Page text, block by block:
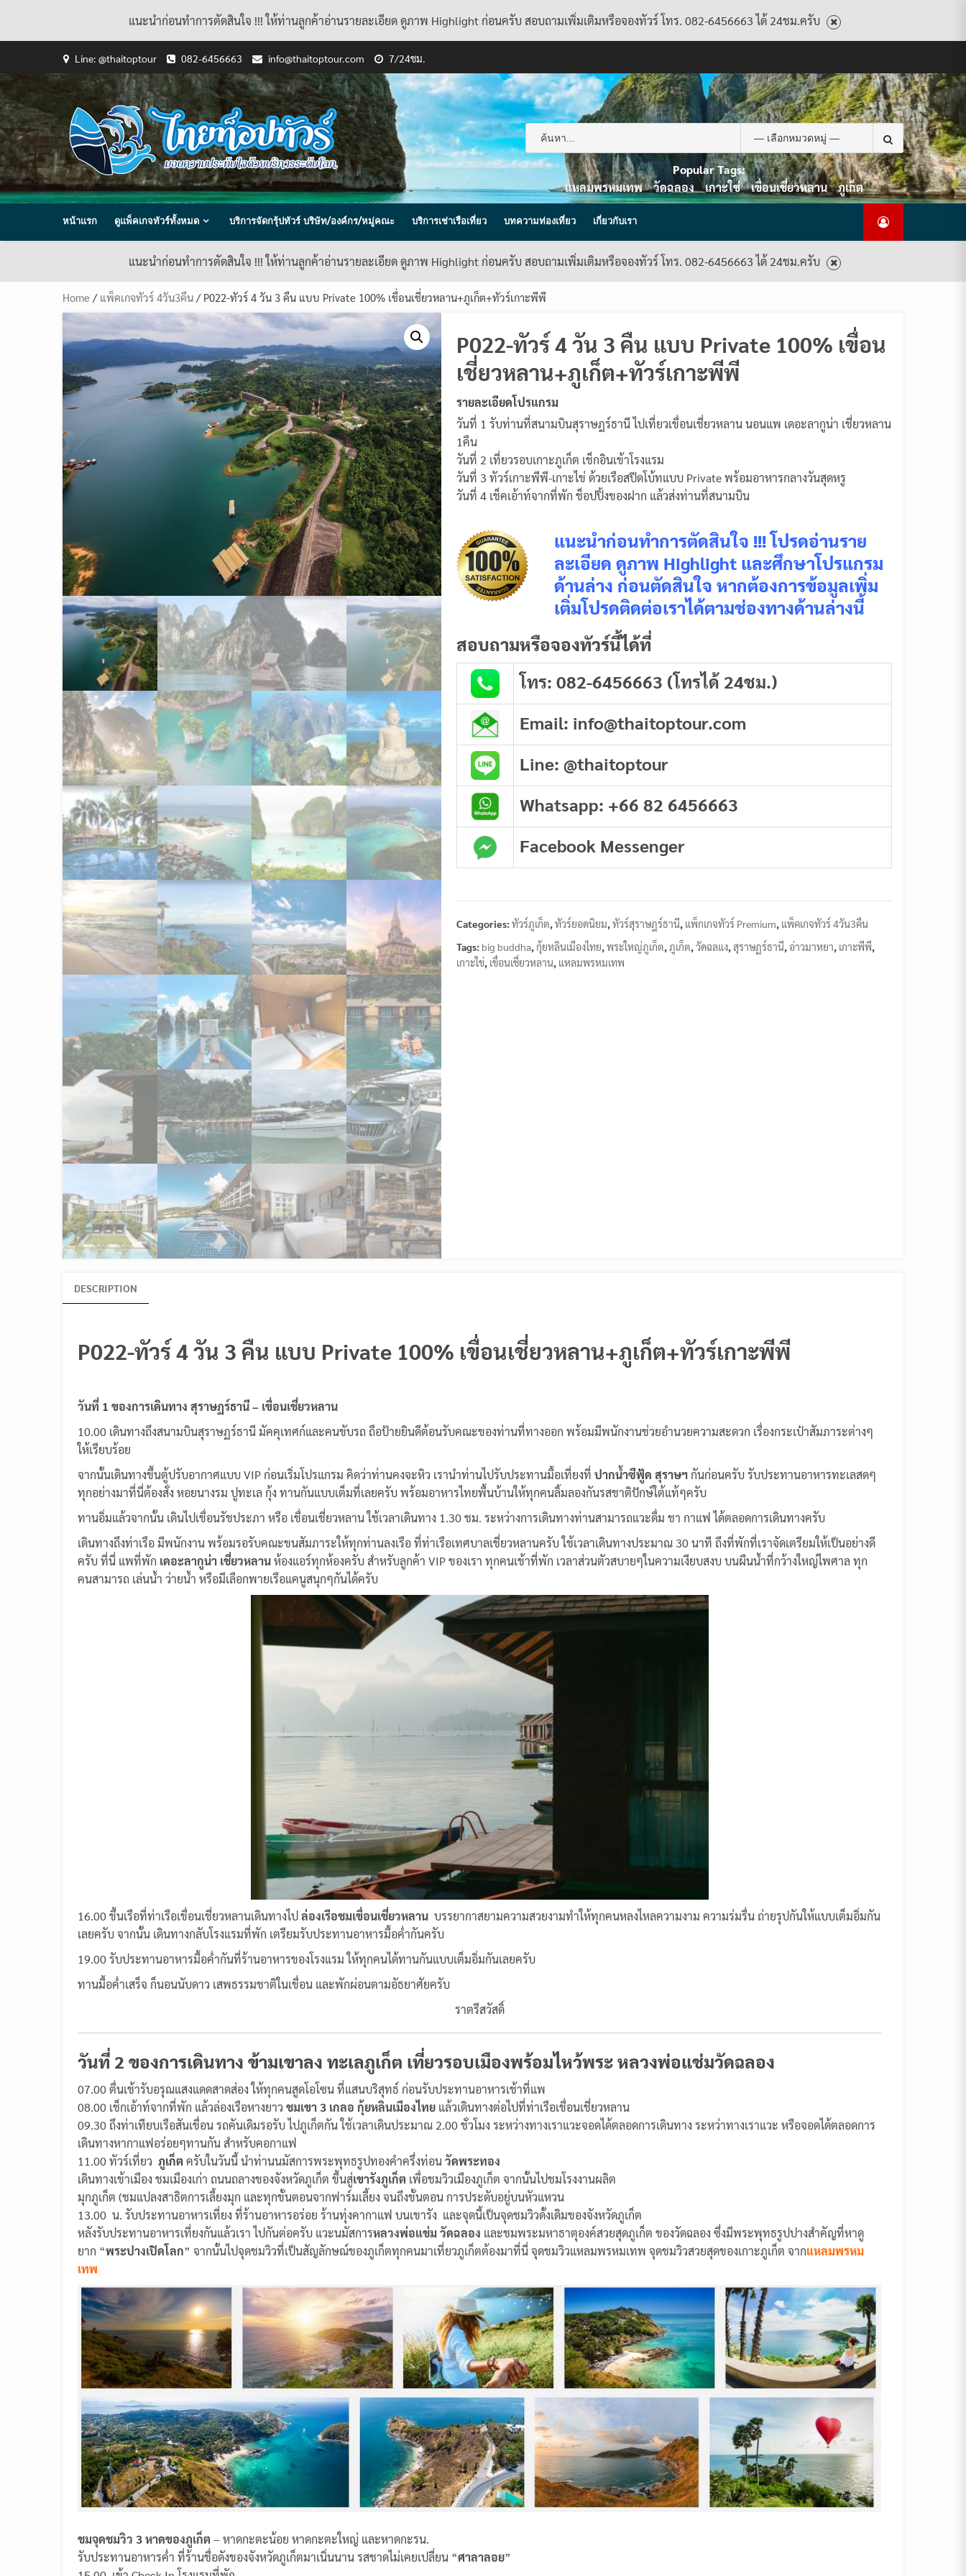
แนะนำก่อนทำการตัดสินใจ !!! ให้ท่านลูกค้าอ่านรายละเอียด ดูภาพ Highlight ก่อนครับ สอบถามเพิ่มเติมหรือจองทัวร์ โทร. 082-6456663 ได้ 24ชม.ครับ
content
Line: @thaitoptour 082-6456663 info@thaitoptour.com 7/24ชม.
USACCOUNT
POLICY
AND
CONDITIONS
แพ็คเกจ
ทัวร์
ทั้งหมด
ต้อนรับ
สู่
ไทย
ท็อป
ทัวร์
กับ
เรา
ทัวร์
ทั้งหมด
Search
for:
Popular Tags:
แหลมพรหมเทพ
วัดฉลอง เกาะใข่ เขื่อนเชี่ยวหลาน ภูเก็ต
หน้าแรก ดูแพ็คเกจทัวร์ทั้งหมด บริการจัดกรุ้ปทัวร์ บริษัท/องค์กร/หมู่คณะ บริการเช่าเรือเที่ยว บทความท่องเที่ยว เกี่ยวกับเรา
แนะนำก่อนทำการตัดสินใจ !!! ให้ท่านลูกค้าอ่านรายละเอียด ดูภาพ Highlight ก่อนครับ สอบถามเพิ่มเติมหรือจองทัวร์ โทร. 082-6456663 ได้ 24ชม.ครับ
Home / แพ็คเกจทัวร์ 4วัน3คืน / P022-ทัวร์ 4 วัน 3 คืน แบบ Private 100% เขื่อนเชี่ยวหลาน+ภูเก็ต+ทัวร์เกาะพีพี
P022-ทัวร์ 4 วัน 3 คืน แบบ Private 100% เขื่อน
เชี่ยวหลาน+ภูเก็ต+ทัวร์เกาะพีพี
รายละเอียดโปรแกรม
วันที่ 1 รับท่านที่สนามบินสุราษฎร์ธานี ไปเที่ยวเขื่อนเชี่ยวหลาน นอนแพ เดอะลากูน่า เชี่ยวหลาน
1คืน
วันที่ 2 เที่ยวรอบเกาะภูเก็ต เช็กอินเข้าโรงแรม
วันที่ 3 ทัวร์เกาะพีพี-เกาะไข่ ด้วยเรือสปีดโบ้ทแบบ Private พร้อมอาหารกลางวันสุดหรู
วันที่ 4 เช็คเอ้าท์จากที่พัก ช็อปปิ้งของฝาก แล้วส่งท่านที่สนามบิน
แนะนำก่อนทำการตัดสินใจ !!! โปรดอ่านราย
ละเอียด ดูภาพ Highlight และศึกษาโปรแกรม
ด้านล่าง ก่อนตัดสินใจ หากต้องการข้อมูลเพิ่ม
เติ่มโปรดติดต่อเราได้ตามช่องทางด้านล่างนี้
สอบถามหรือจองทัวร์นี้ได้ที่
โทร: 082-6456663 (โทรได้ 24ชม.)
Email: info@thaitoptour.com
Line: @thaitoptour
Whatsapp: +66 82 6456663
Facebook Messenger
Categories:ทัวร์ภูเก็ต ,ทัวร์ยอดนิยม ,ทัวร์สุราษฎร์ธานี แพ็กเกจทัวร์ Premium แพ็คเกจทัวร์ 4วัน3คืน
Tags: big buddha ,กุ้ยหลินเมืองไทย ,พระใหญ่ภูเก็ต ,ภูเก็ต ,วัดฉลแง ,สุราษฏร์ธานี ,อ่าวมาหยา เกาะพีพี
เกาะใข่ เขื่อนเชี่ยวหลาน แหลมพรหมเทพ
DESCRIPTION
P022-ทัวร์ 4 วัน 3 คืน แบบ Private 100% เขื่อนเชี่ยวหลาน+ภูเก็ต+ทัวร์เกาะพีพี
วันที่ 1 ของการเดินทาง สุราษฏร์ธานี – เขื่อนเชี่ยวหลาน
10.00 เดินทางถึงสนามบินสุราษฏร์ธานี มัคคุเทศก์และคนขับรถ ถือป้ายยินดีต้อนรับคณะของท่านที่ทางออก พร้อมมีพนักงานช่วยอำนวยความสะดวก เรื่องกระเป๋าสัมภาระต่างๆ
ให้เรียบร้อย
จากนั้นเดินทางขึ้นตู้ปรับอากาศแบบ VIP ก่อนเริ่มโปรแกรม คิดว่าท่านคงจะหิว เรานำท่านไปรับประทานมื้อเที่ยงที่ ปากน้ำซีฟู้ด สุราษฯกันก่อนครับ รับประทานอาหารทะเลสดๆ
ทุกอย่างมาที่นี่ต้องสั่ง หอยนางรม ปูทะเล กุ้ง ทานกันแบบเต็มที่เลยครับ พร้อมอาหารไทยพื้นบ้านให้ทุกคนลิ้มลองกันรสชาติปักษ์ใต้แท้ๆครับ
ทานอิ่มแล้วจากนั้น เดินไปเขื่อนรัชประภา หรือ เขื่อนเชี่ยวหลาน ใช้เวลาเดินทาง 1.30 ชม. ระหว่างการเดินทางท่านสามารถแวะดื่ม ชา กาแฟ ได้ตลอดการเดินทางครับ
เดินทางถึงท่าเรือ มีพนักงาน พร้อมรอรับคณะขนสัมภาระให้ทุกท่านลงเรือ ที่ท่าเรือเทศบาลเชี่ยวหลานครับ ใช้เวลาเดินทางประมาณ 30 นาที ถึงที่พักที่เราจัดเตรียมให้เป็นอย่างดี
ครับ ที่นี่ แพที่พัก เดอะลากูน่า เชี่ยวหลานห้องแอร์ทุกห้องครับ สำหรับลูกค้า VIP ของเรา ทุกคนเข้าที่พัก เวลาส่วนตัวสบายๆในความเงียบสงบ บนผืนน้ำที่กว้างใหญ่ไพศาล ทุก
คนสามารถ เล่นน้ำ ว่ายน้ำ หรือมีเลือกพายเรือแคนูสนุกๆกันได้ครับ
16.00 ขึ้นเรือที่ท่าเรือเขื่อนเชี่ยวหลานเดินทางไปล่องเรือชมเขื่อนเชี่ยวหลาน บรรยากาสยามความสวยงามทำให้ทุกคนหลงไหลความงาม ความร่มรื่น ถ่ายรุปกันให้แบบเต็มอิ่มกัน
เลยครับ จากนั้น เดินทางกลับโรงแรมที่พัก เตรียมรับประทานอาหารมื้อค่ำกันครับ
19.00 รับประทานอาหารมื้อค่ำกันที่ร้านอาหารของโรงแรม ให้ทุกคนได้ทานกันแบบเต็มอิ่มกันเลยครับ
ทานมื้อค่ำเสร็จ ก็นอนนับดาว เสพธรรมชาติในเขื่อน และพักผ่อนตามอัธยาศัยครับ
ราตรีสวัสดิ์
วันที่ 2 ของการเดินทาง ข้ามเขาลง ทะเลภูเก็ต เที่ยวรอบเมืองพร้อมไหว้พระ หลวงพ่อแช่มวัดฉลอง
07.00 ตื่นเช้ารับอรุณแสงแดดสาดส่อง ให้ทุกคนสูดโอโซน ที่แสนบริสุทธ์ ก่อนรับประทานอาหารเช้าที่แพ
08.00 เช็กเอ้าท์จากที่พัก แล้วล่องเรือหางยาว ชมเขา 3 เกลอ กุ้ยหลินเมืองไทย แล้วเดินทางต่อไปที่ท่าเรือเขื่อนเชี่ยวหลาน
09.30 ถึงท่าเทียบเรือสันเขื่อน รถคันเดิมรอรับ ไปภูเก็ตกัน ใช้เวลาเดินประมาณ 2.00 ชั่วโมง ระหว่างทางเราแวะจอดได้ตลอดการเดินทาง ระหว่าทางเราแวะ หรือจอดได้ตลอดการ
เดินทางหากาแฟอร่อยๆทานกัน สำหรับคอกาแฟ
11.00 ทัวร์เที่ยว ภูเก็ต ครับในวันนี้ นำท่านนมัสการพระพุทธรูปทองคำครึ่งท่อนวัดพระทอง
เดินทางเข้าเมือง ชมเมืองเก่า ถนนถลางของจังหวัดภูเก็ต ขึ้นสู่เขารังภูเก็ต เพื่อชมวิวเมืองภูเก็ต จากนั้นไปชมโรงงานผลิต
มุกภูเก็ต (ชมแปลงสาธิตการเลี้ยงมุก และทุกขั้นตอนจากฟาร์มเลี้ยง จนถึงขั้นตอน การประดับอยู่บนหัวแหวน
13.00 น. รับประทานอาหารเที่ยง ที่ร้านอาหารอร่อย ร้านทุ่งคากาแฟ บนเขารัง และจุดนี้เป็นจุดชมวิวดั้งเดิมของจังหวัดภูเก็ต
หลังรับประทานอาหารเที่ยงกันแล้วเรา ไปกันต่อครับ แวะนมัสการหลวงพ่อแช่ม วัดฉลอง และชมพระมหาธาตุองค์สวยสุดภูเก็ต ของวัดฉลอง ซึ่งมีพระพุทธรูปปางสำคัญที่หาดู
ยาก “พระปางเปิดโลก” จากนั้นไปจุดชมวิวที่เป็นสัญลักษณ์ของภูเก็ตทุกคนมาเที่ยวภูเก็ตต้องมาที่นี่ จุดชมวิวแหลมพรหมเทพ จุดชมวิวสวยสุดของเกาะภูเก็ต จากแหลมพรหม
เทพ
ชมจุดชมวิว 3หาดของภูเก็ต – หาดกะตะน้อย หาดกะตะใหญ่ และหาดกะรน.
รับประทานอาหารค่ำ ที่ร้านชื่อดังของจังหวัดภูเก็ตมาเนิ่นนาน รสชาดไม่เคยเปลี่ยน “ศาลาลอย”